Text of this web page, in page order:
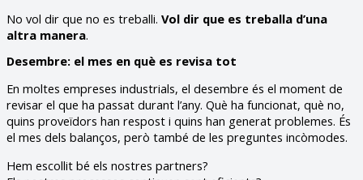
No vol dir que no es treballi. Vol dir que es treballa d’una
altra manera.
Desembre: el mes en què es revisa tot
En moltes empreses industrials, el desembre és el moment de
revisar el que ha passat durant l’any. Què ha funcionat, què no,
quins proveïdors han respost i quins han generat problemes. És
el mes dels balanços, però també de les preguntes incòmodes.
Hem escollit bé els nostres partners?